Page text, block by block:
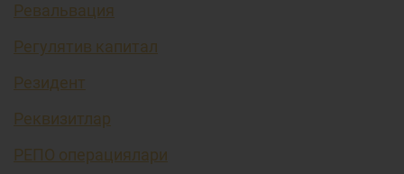
Ревальвация
Регулятив капитал
Резидент
Реквизитлар
РЕПО операциялари